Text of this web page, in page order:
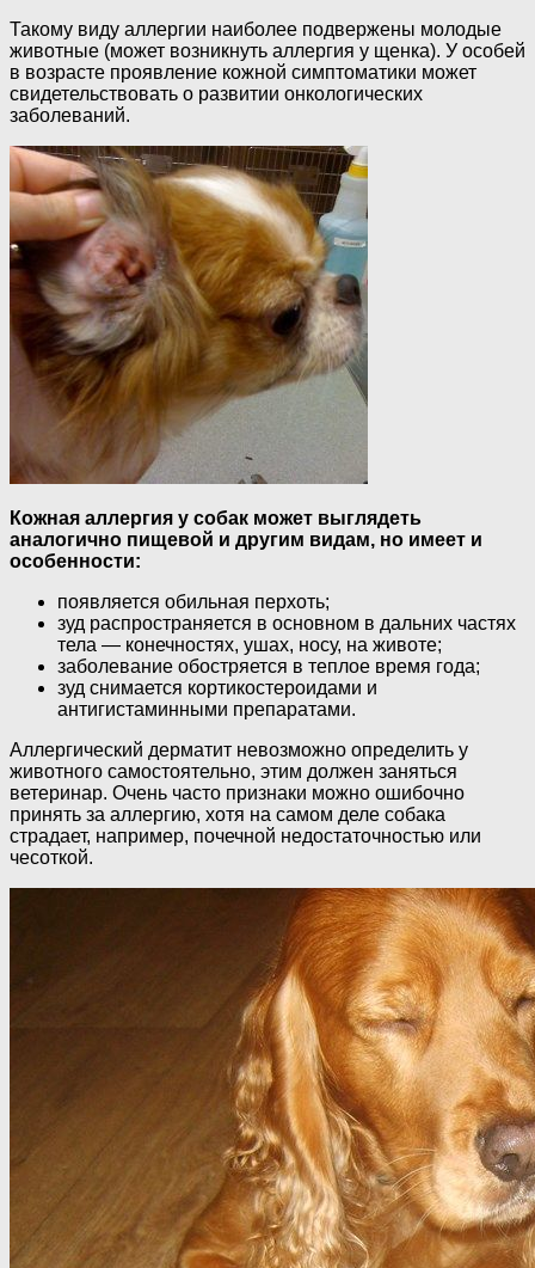
Такому виду аллергии наиболее подвержены молодые
животные (может возникнуть аллергия у щенка). У особей
в возрасте проявление кожной симптоматики может
свидетельствовать о развитии онкологических
заболеваний.
Кожная аллергия у собак может выглядеть
аналогично пищевой и другим видам, но имеет и
особенности:
появляется обильная перхоть;
зуд распространяется в основном в дальних частях
тела — конечностях, ушах, носу, на животе;
заболевание обостряется в теплое время года;
зуд снимается кортикостероидами и
антигистаминными препаратами.
Аллергический дерматит невозможно определить у
животного самостоятельно, этим должен заняться
ветеринар. Очень часто признаки можно ошибочно
принять за аллергию, хотя на самом деле собака
страдает, например, почечной недостаточностью или
чесоткой.